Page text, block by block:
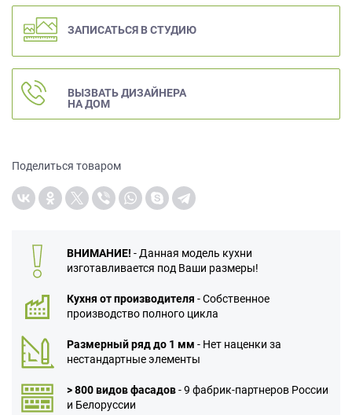
ЗАПИСАТЬСЯ В СТУДИЮ
ВЫЗВАТЬ ДИЗАЙНЕРА
НА ДОМ
Поделиться товаром
ВНИМАНИЕ! - Данная модель кухни
изготавливается под Ваши размеры!
Кухня от производителя - Собственное
производство полного цикла
Размерный ряд до 1 мм - Нет наценки за
нестандартные элементы
> 800 видов фасадов- 9 фабрик-партнеров России
и Белоруссии